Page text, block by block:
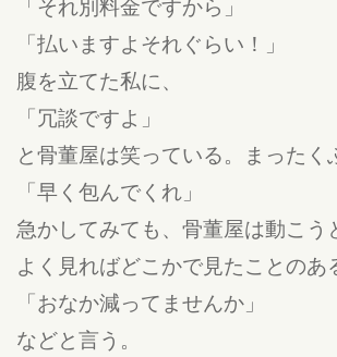
「それ別料金ですから」
「払いますよそれぐらい！」
腹を立てた私に、
「冗談ですよ」
と骨董屋は笑っている。まったく
「早く包んでくれ」
急かしてみても、骨董屋は動こう
よく見ればどこかで見たことのあ
「おなか減ってませんか」
などと言う。